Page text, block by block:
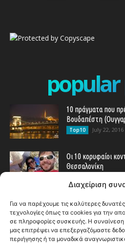
Διαχείριση
Για να παρέχουμε τις καλύτερες
τεχνολογίες όπως τα cookies για την
σε πληροφορίες συσκευής. Η συναίνεση
μας επιτρέψει να επεξεργαζόμαστε
περιήγησης ή τα μοναδικά
popular
10 πράγματα που
Βουδαπέστη
Top10 July 22, 2016
Οι 10 κορυφαίοι
Θεσσαλονίκη
Συνάλλαγμα: Που
ταξιδεύω;
Travel Tips